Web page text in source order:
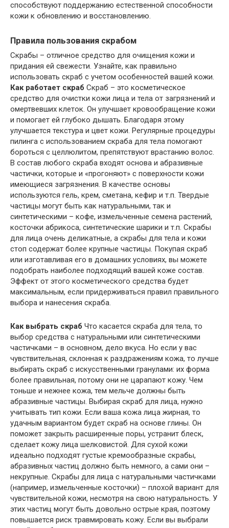
способствуют поддержанию естественной способности
кожи к обновлению и восстановлению.
Правила пользования скрабом
Скрабы – отличное средство для очищения кожи и
придания ей свежести. Узнайте, как правильно
использовать скраб с учетом особенностей вашей кожи.
Как работает скраб Скраб – это косметическое
средство для очистки кожи лица и тела от загрязнений и
омертвевших клеток. Он улучшает кровообращение кожи
и помогает ей глубоко дышать. Благодаря этому
улучшается текстура и цвет кожи. Регулярные процедуры
пилинга с использованием скраба для тела помогают
бороться с целлюлитом, препятствуют врастанию волос.
В состав любого скраба входят основа и абразивные
частички, которые и «прогоняют» с поверхности кожи
имеющиеся загрязнения. В качестве основы
используются гель, крем, сметана, кефир и т.п. Твердые
частицы могут быть как натуральными, так и
синтетическими – кофе, измельченные семена растений,
косточки абрикоса, синтетические шарики и т.п. Скрабы
для лица очень деликатные, а скрабы для тела и кожи
стоп содержат более крупные частицы. Покупая скраб
или изготавливая его в домашних условиях, вы можете
подобрать наиболее подходящий вашей коже состав.
Эффект от этого косметического средства будет
максимальным, если придерживаться правил правильного
выбора и нанесения скраба.
Как выбрать скраб Что касается скраба для тела, то
выбор средства с натуральными или синтетическими
частичками – в основном, дело вкуса. Но если у вас
чувствительная, склонная к раздражениям кожа, то лучше
выбирать скраб с искусственными гранулами: их форма
более правильная, потому они не царапают кожу. Чем
тоньше и нежнее кожа, тем мельче должны быть
абразивные частицы. Выбирая скраб для лица, нужно
учитывать тип кожи. Если ваша кожа лица жирная, то
удачным вариантом будет скраб на основе глины. Он
поможет закрыть расширенные поры, устранит блеск,
сделает кожу лица шелковистой. Для сухой кожи
идеально подходят густые кремообразные скрабы,
абразивных частиц должно быть немного, а сами они –
некрупные. Скрабы для лица с натуральными частичками
(например, измельченные косточки) – плохой вариант для
чувствительной кожи, несмотря на свою натуральность. У
этих частиц могут быть довольно острые края, поэтому
повышается риск травмировать кожу. Если вы выбрали